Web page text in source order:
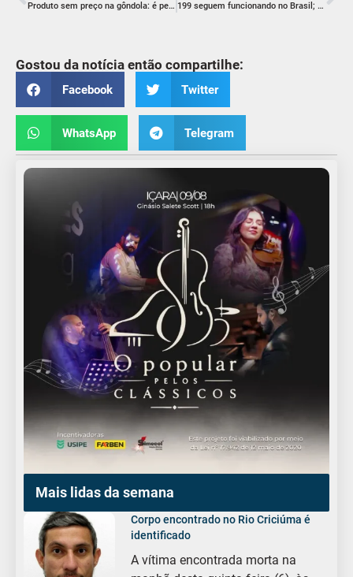
Produto sem preço na gôndola: é permitido?! 199 seguem funcionando no Brasil; veja lista
Gostou da notícia então compartilhe:
Facebook Twitter
WhatsApp Telegram
Mais lidas da semana
Corpo encontrado no Rio Criciúma é
identificado
A vítima encontrada morta na